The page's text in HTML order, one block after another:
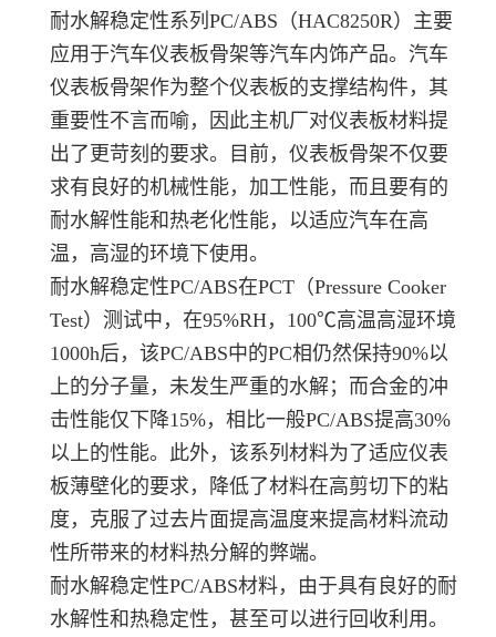
耐水解稳定性系列PC/ABS（HAC8250R）主要
应用于汽车仪表板骨架等汽车内饰产品。汽车
仪表板骨架作为整个仪表板的支撑结构件，其
重要性不言而喻，因此主机厂对仪表板材料提
出了更苛刻的要求。目前，仪表板骨架不仅要
求有良好的机械性能，加工性能，而且要有的
耐水解性能和热老化性能，以适应汽车在高
温，高湿的环境下使用。
耐水解稳定性PC/ABS在PCT（Pressure Cooker
Test）测试中，在95%RH，100℃高温高湿环境
1000h后，该PC/ABS中的PC相仍然保持90%以
上的分子量，未发生严重的水解；而合金的冲
击性能仅下降15%，相比一般PC/ABS提高30%
以上的性能。此外，该系列材料为了适应仪表
板薄壁化的要求，降低了材料在高剪切下的粘
度，克服了过去片面提高温度来提高材料流动
性所带来的材料热分解的弊端。
耐水解稳定性PC/ABS材料，由于具有良好的耐
水解性和热稳定性，甚至可以进行回收利用。